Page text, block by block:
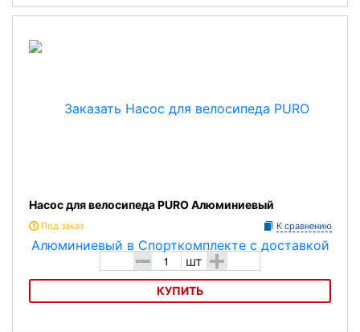
Насос для велосипеда PURO Пластиковый
Насос для велосипеда PURO Алюминиевый
Под заказ К сравнению
- шт +
КУПИТЬ